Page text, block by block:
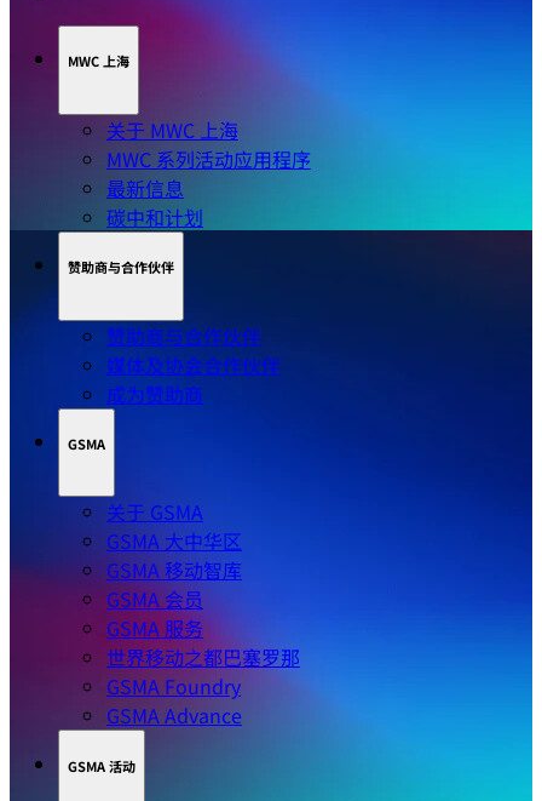
MWC 上海
关于 MWC 上海
MWC 系列活动应用程序
最新信息
碳中和计划
赞助商与合作伙伴
赞助商与合作伙伴
媒体及协会合作伙伴
成为赞助商
GSMA
关于 GSMA
GSMA 大中华区
GSMA 移动智库
GSMA 会员
GSMA 服务
世界移动之都巴塞罗那
GSMA Foundry
GSMA Advance
GSMA 活动